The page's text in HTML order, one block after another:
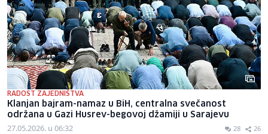
RADOST ZAJEDNIŠTVA
Klanjan bajram-namaz u BiH, centralna svečanost
održana u Gazi Husrev-begovoj džamiji u Sarajevu
27.05.2026. u 06:32 28 26